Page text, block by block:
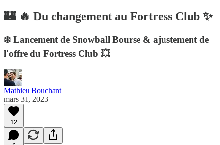
🏰 🔥 Du changement au Fortress Club ✨
❄️ Lancement de Snowball Bourse & ajustement de
l'offre du Fortress Club 💥
Mathieu Bouchant
mars 31, 2023
12